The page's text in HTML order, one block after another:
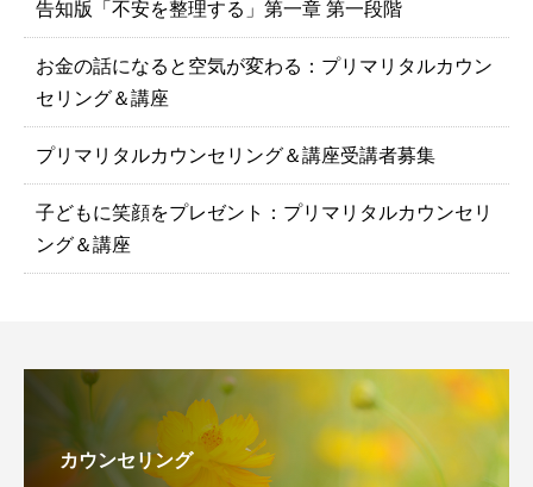
告知版「不安を整理する」第一章 第一段階
お金の話になると空気が変わる：プリマリタルカウン
セリング＆講座
プリマリタルカウンセリング＆講座受講者募集
子どもに笑顔をプレゼント：プリマリタルカウンセリ
ング＆講座
カウンセリング